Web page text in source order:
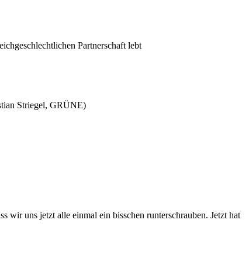
Partnerschaft lebt
Striegel, GRÜNE)
wir uns jetzt alle einmal ein bisschen runterschrauben. Jetzt hat